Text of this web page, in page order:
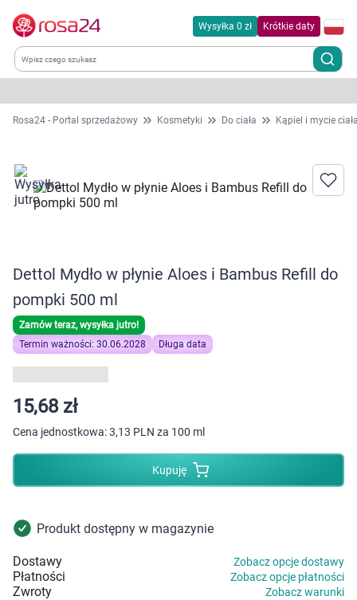
Wysyłka 0 zł Krótkie daty
Kategorie
Dla zwierząt
Zdrowie
Kobieta w ciąży i mama
Dziecko
Higiena
Kosmetyki
Mężczyzna
Zdrowy styl życia
Zabawki
Rosa24 - Portal sprzedażowy Kosmetyki Do ciała Kąpiel i mycie
Dettol Mydło w płynie Aloes i Bambus Refill do
pompki 500 ml
Zamów teraz, wysyłka jutro!
Termin ważności: 30.06.2028
Długa data
15,68 zł
Cena jednostkowa:3,13 PLN za 100 ml
Kupuję
Produkt dostępny w magazynie
Dostawy Zobacz opcje dostawy
Płatności Zobacz opcje płatności
Zwroty Zobacz warunki